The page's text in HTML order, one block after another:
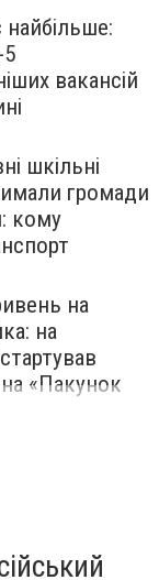
вакансій
шкільні
громади
кому
на
на
«Пакунок